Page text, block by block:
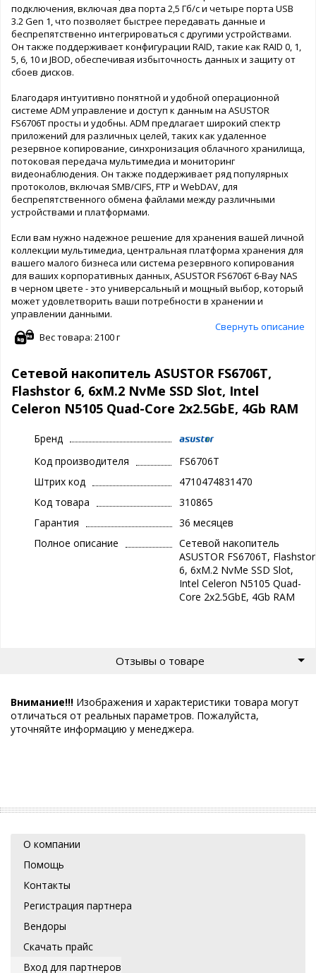
подключения, включая два порта 2,5 Гб/с и четыре порта USB
3.2 Gen 1, что позволяет быстрее передавать данные и
беспрепятственно интегрироваться с другими устройствами.
Он также поддерживает конфигурации RAID, такие как RAID 0, 1,
5, 6, 10 и JBOD, обеспечивая избыточность данных и защиту от
сбоев дисков.
Благодаря интуитивно понятной и удобной операционной
системе ADM управление и доступ к данным на ASUSTOR
FS6706T просты и удобны. ADM предлагает широкий спектр
приложений для различных целей, таких как удаленное
резервное копирование, синхронизация облачного хранилища,
потоковая передача мультимедиа и мониторинг
видеонаблюдения. Он также поддерживает ряд популярных
протоколов, включая SMB/CIFS, FTP и WebDAV, для
беспрепятственного обмена файлами между различными
устройствами и платформами.
Если вам нужно надежное решение для хранения вашей личной
коллекции мультимедиа, центральная платформа хранения для
вашего малого бизнеса или система резервного копирования
для ваших корпоративных данных, ASUSTOR FS6706T 6-Bay NAS
в черном цвете - это универсальный и мощный выбор, который
может удовлетворить ваши потребности в хранении и
управлении данными.
Свернуть описание
Вес товара: 2100 г
Сетевой накопитель ASUSTOR FS6706T,
Flashstor 6, 6xM.2 NvMe SSD Slot, Intel
Celeron N5105 Quad-Core 2x2.5GbE, 4Gb RAM
Бренд
Код производителя
FS6706T
Штрих код
4710474831470
Код товара
310865
Гарантия
36 месяцев
Полное описание
Сетевой накопитель
ASUSTOR FS6706T, Flashstor
6, 6xM.2 NvMe SSD Slot,
Intel Celeron N5105 Quad-
Core 2x2.5GbE, 4Gb RAM
Отзывы о товаре
Внимание!!! Изображения и характеристики товара могут
отличаться от реальных параметров. Пожалуйста,
уточняйте информацию у менеджера.
О компании
Помощь
Контакты
Регистрация партнера
Вендоры
Скачать прайс
Вход для партнеров